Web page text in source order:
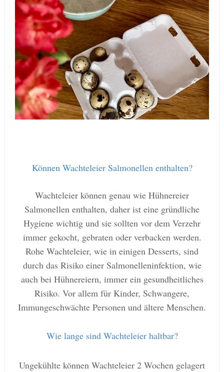
Können Wachteleier Salmonellen enthalten?
Wachteleier können genau wie Hühnereier
Salmonellen enthalten, daher ist eine gründliche
Hygiene wichtig und sie sollten vor dem Verzehr
immer gekocht, gebraten oder verbacken werden.
Rohe Wachteleier, wie in einigen Desserts, sind
durch das Risiko einer Salmonelleninfektion, wie
auch bei Hühnereiern, immer ein gesundheitliches
Risiko. Vor allem für Kinder, Schwangere,
Immungeschwächte Personen und ältere Menschen.
Wie lange sind Wachteleier haltbar?
Ungekühlte können Wachteleier 2 Wochen gelagert